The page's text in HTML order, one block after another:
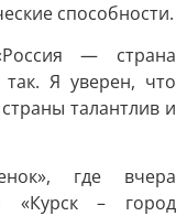
способности.
— страна
так. Я уверен, что
талантлив и
где вчера
«Курск – город